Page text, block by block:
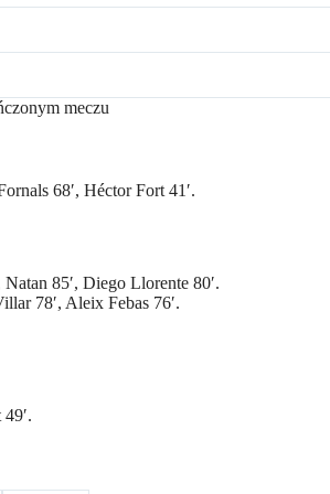
meczu
68′, Héctor Fort 41′.
85′, Diego Llorente 80′.
78′, Aleix Febas 76′.